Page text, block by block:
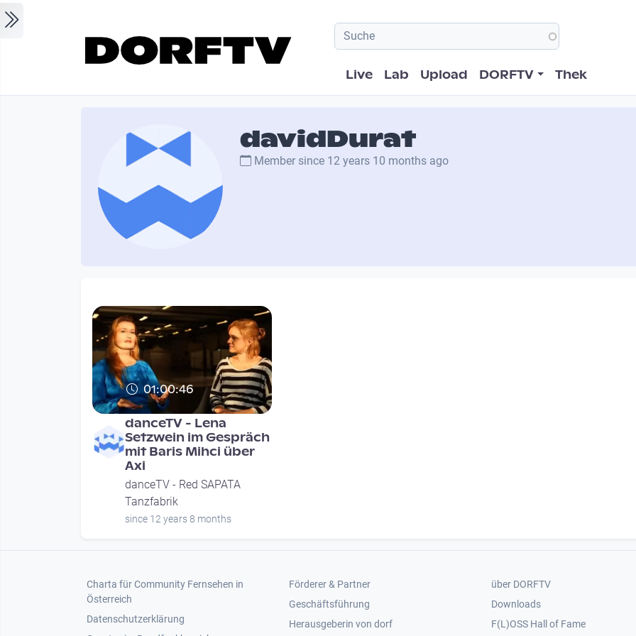
Hauptnavigation
Live Lab Upload DORFTV Thek
davidDurat
Member since 12 years 10 months ago
01:00:46
danceTV - Lena
Setzwein im Gespräch
mit Baris Mihci über
Axi
danceTV - Red SAPATA
Tanzfabrik
since 12 years 8 months
Footer 1
Charta für Community Fernsehen in
Österreich
Datenschutzerklärung
Footer 2
Förderer & Partner
Geschäftsführung
Herausgeberin von dorf
Footer 3
über DORFTV
Downloads
F(L)OSS Hall of Fame